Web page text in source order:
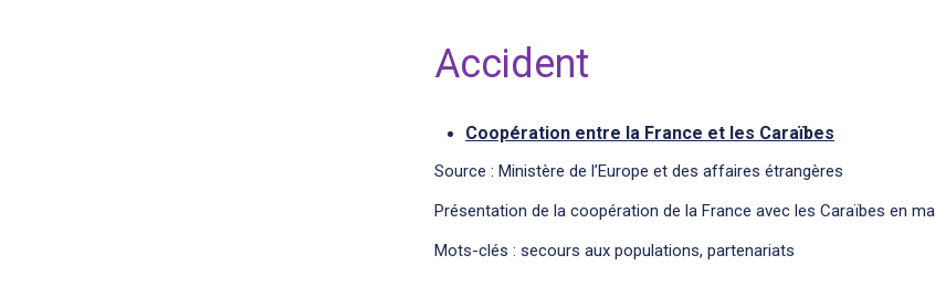
Accident
Coopération entre la France et les Caraïbes
Source : Ministère de l’Europe et des affaires étrangères
Présentation de la coopération de la France avec les Caraïbes en
Mots-clés : secours aux populations, partenariats